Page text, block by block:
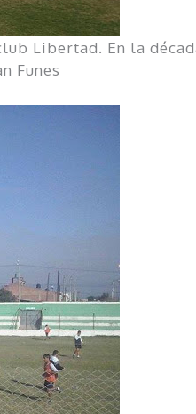
Libertad. En la
Funes